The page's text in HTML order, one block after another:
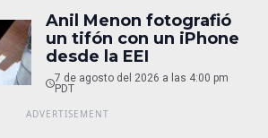
Anil Menon fotografió
un tifón con un iPhone
desde la EEI
7 de agosto del 2026 a las 4:00 pm
PDT